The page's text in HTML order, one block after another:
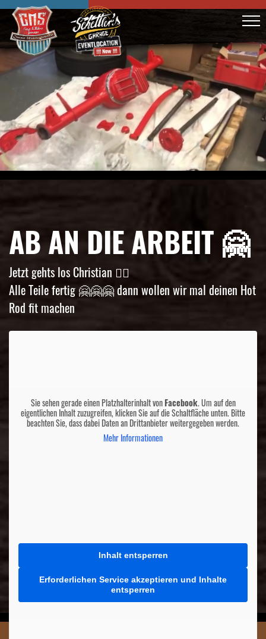
AB AN DIE ARBEIT 🤗
Jetzt gehts los Christian 👌🏼
Alle Teile fertig 🤗🤗🤗 dann wollen wir mal deinen Hot
Rod fit machen
Sie sehen gerade einen Platzhalterinhalt vonFacebook. Um auf den
eigentlichen Inhalt zuzugreifen, klicken Sie auf die Schaltfläche unten. Bitte
beachten Sie, dass dabei Daten an Drittanbieter weitergegeben werden.
Mehr Informationen
Inhalt entsperren
Erforderlichen Service akzeptieren und Inhalte
entsperren